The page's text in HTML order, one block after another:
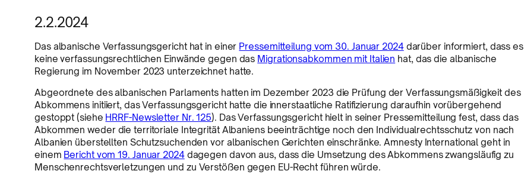
2.2.2024
Das albanische Verfassungsgericht hat in einer Pressemitteilung vom 30. Januar 2024darüber informiert, dass es
keine verfassungsrechtlichen Einwände gegen das Migrationsabkommen mit Italien hat, das die albanische
Regierung im November 2023 unterzeichnet hatte.
Abgeordnete des albanischen Parlaments hatten im Dezember 2023 die Prüfung der Verfassungsmäßigkeit des
Abkommens initiiert, das Verfassungsgericht hatte die innerstaatliche Ratifizierung daraufhin vorübergehend
gestoppt (siehe HRRF-Newsletter Nr. 125). Das Verfassungsgericht hielt in seiner Pressemitteilung fest, dass das
Abkommen weder die territoriale Integrität Albaniens beeinträchtige noch den Individualrechtsschutz von nach
Albanien überstellten Schutzsuchenden vor albanischen Gerichten einschränke. Amnesty International geht in
einem Bericht vom 19. Januar 2024dagegen davon aus, dass die Umsetzung des Abkommens zwangsläufig zu
Menschenrechtsverletzungen und zu Verstößen gegen EU-Recht führen würde.